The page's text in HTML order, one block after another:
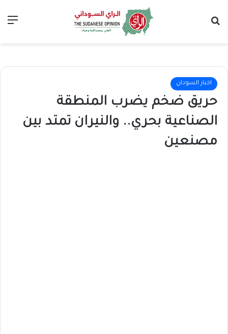
اخبار السودان
حريق ضخم يضرب المنطقة
الصناعية بحري.. والنيران تمتد بين
مصنعين